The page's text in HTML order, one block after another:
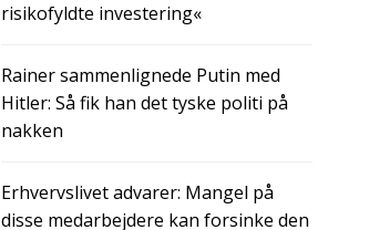
risikofyldte investering«
Rainer sammenlignede Putin med
Hitler: Så fik han det tyske politi på
nakken
Erhvervslivet advarer: Mangel på
disse medarbejdere kan forsinke den